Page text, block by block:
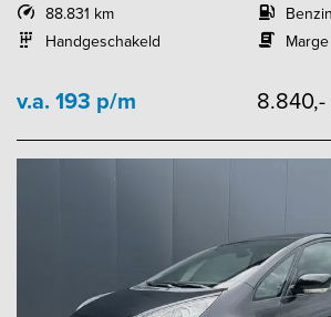
88.831 km
Handgeschakeld
Marge
v.a. 193 p/m 8.840,-